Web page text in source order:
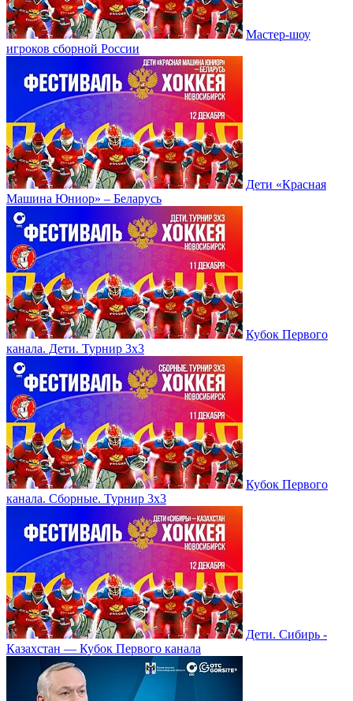
Мастер-шоу
игроков сборной России
Дети «Красная
Машина Юниор» – Беларусь
Кубок Первого
канала. Дети. Турнир 3х3
Кубок Первого
канала. Сборные. Турнир 3х3
Дети. Сибирь -
Казахстан — Кубок Первого канала